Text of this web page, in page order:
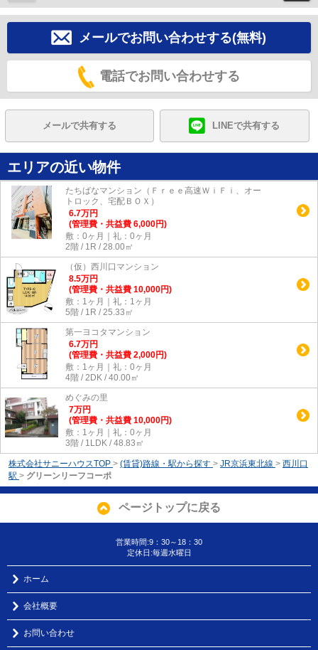
メールでお問い合わせする(無料)
電話でお問い合わせする
メールで共有する LINEで共有する
エリアの近い物件
たちばなマンション（Ｆｒｅｅ高速ＷｉＦｉ、オー
トロック、宅配ＢＯＸ）
6.7万円
(管理費・共益費 6,000円)
敷：0ヶ月｜礼：0ヶ月
2階 / 1R / 28.00㎡
（仮）西川口マンション
8.5万円
(管理費・共益費 10,000円)
敷：1ヶ月｜礼：1ヶ月
5階 / 1R / 25.33㎡
第一ヨコタマンション
6.7万円
(管理費・共益費 2,000円)
敷：1ヶ月｜礼：0ヶ月
4階 / 2DK / 40.00㎡
めぐみの里
7万円
(管理費・共益費 10,000円)
敷：1ヶ月｜礼：0ヶ月
3階 / 1LDK / 48.83㎡
株式会社サニーハウスTOP > (賃貸)路線・駅から探す > JR京浜東北線 > 西川口
駅 > グリーンリーフコーポ
ページトップに戻る
営業時間:9：30～18：30
定休日:毎週水曜日
ホーム
会社概要
お問い合わせ